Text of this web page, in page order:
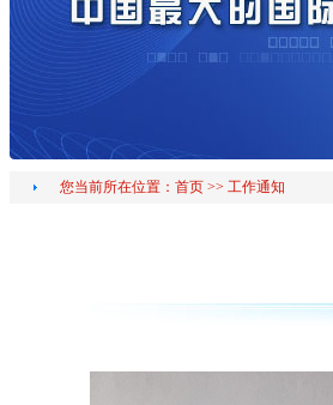
您当前所在位置： 首页>> 工作通知